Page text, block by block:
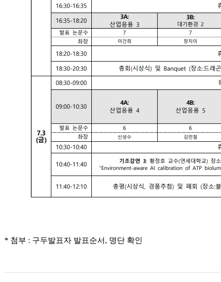
* 첨부 : 구두발표자 발표순서, 명단 확인